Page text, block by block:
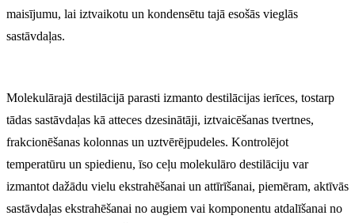
maisījumu, lai iztvaikotu un kondensētu tajā esošās vieglās
sastāvdaļas.
Molekulārajā destilācijā parasti izmanto destilācijas ierīces, tostarp
tādas sastāvdaļas kā atteces dzesinātāji, iztvaicēšanas tvertnes,
frakcionēšanas kolonnas un uztvērējpudeles. Kontrolējot
temperatūru un spiedienu, īso ceļu molekulāro destilāciju var
izmantot dažādu vielu ekstrahēšanai un attīrīšanai, piemēram, aktīvās
sastāvdaļas ekstrahēšanai no augiem vai komponentu atdalīšanai no